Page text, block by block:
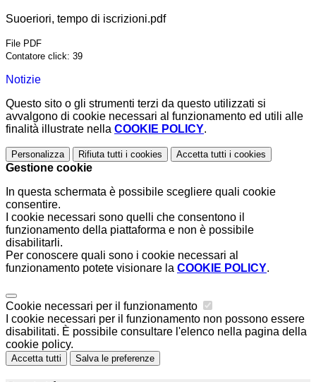
Suoeriori, tempo di iscrizioni.pdf
File PDF
Contatore click: 39
Notizie
Questo sito o gli strumenti terzi da questo utilizzati si
avvalgono di cookie necessari al funzionamento ed utili alle
finalità illustrate nella COOKIE POLICY.
Personalizza Rifiuta tutti i cookies Accetta tutti i cookies
Gestione cookie
In questa schermata è possibile scegliere quali cookie
consentire.
I cookie necessari sono quelli che consentono il
funzionamento della piattaforma e non è possibile
disabilitarli.
Per conoscere quali sono i cookie necessari al
funzionamento potete visionare la COOKIE POLICY.
Cookie necessari per il funzionamento
I cookie necessari per il funzionamento non possono essere
disabilitati. È possibile consultare l'elenco nella pagina della
cookie policy.
Accetta tutti Salva le preferenze